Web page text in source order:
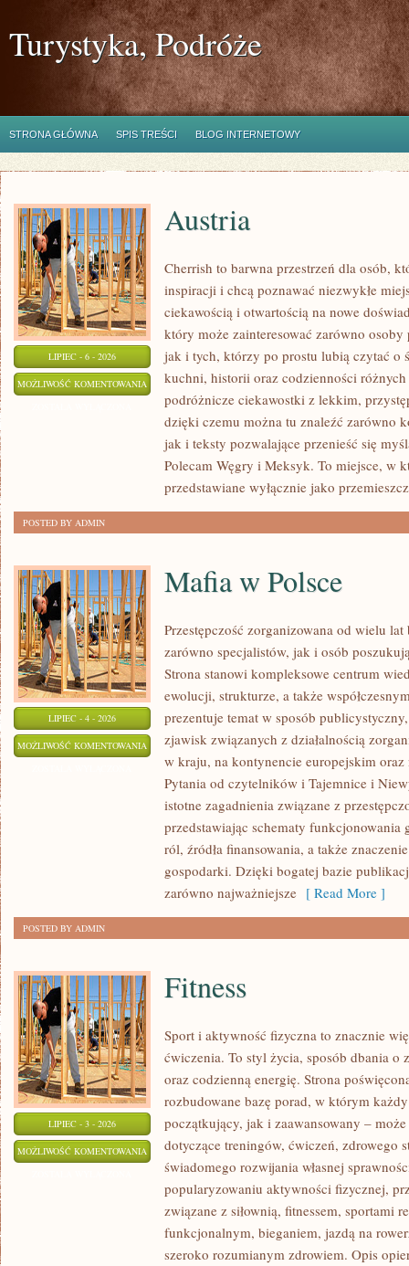
Turystyka, Podróże
STRONA GŁÓWNA SPIS TREŚCI BLOG INTERNETOWY
LIPIEC - 6 - 2026
MOŻLIWOŚĆ KOMENTOWANIA AUSTRIA
Austria
Cherrish to barwna przestrzeń dla osób,
inspiracji i chcą poznawać niezwykłe
ciekawością i otwartością na nowe
który może zainteresować zarówno
jak i tych, którzy po prostu lubią czytać o
kuchni, historii oraz codzienności
podróżnicze ciekawostki z lekkim,
dzięki czemu można tu znaleźć zarówno
jak i teksty pozwalające przenieść się
Polecam Węgry i Meksyk. To miejsce, w
przedstawiane wyłącznie jako
POSTED BY ADMIN
LIPIEC - 4 - 2026
MOŻLIWOŚĆ KOMENTOWANIA MAFIA
POLSCE
Mafia w Polsce
Przestępczość zorganizowana od wielu
zarówno specjalistów, jak i osób
Strona stanowi kompleksowe centrum
ewolucji, strukturze, a także
prezentuje temat w sposób
zjawisk związanych z działalnością
w kraju, na kontynencie europejskim oraz
Pytania od czytelników i Tajemnice i
istotne zagadnienia związane z
przedstawiając schematy funkcjonowania
ról, źródła finansowania, a także
gospodarki. Dzięki bogatej bazie
zarówno najważniejsze [ Read More ]
POSTED BY ADMIN
LIPIEC - 3 - 2026
MOŻLIWOŚĆ KOMENTOWANIA FITNESS
Fitness
Sport i aktywność fizyczna to znacznie
ćwiczenia. To styl życia, sposób dbania o
oraz codzienną energię. Strona
rozbudowane bazę porad, w którym
początkujący, jak i zaawansowany –
dotyczące treningów, ćwiczeń, zdrowego
świadomego rozwijania własnej
popularyzowaniu aktywności fizycznej,
związane z siłownią, fitnessem, sportami
funkcjonalnym, bieganiem, jazdą na
szeroko rozumianym zdrowiem. Opis